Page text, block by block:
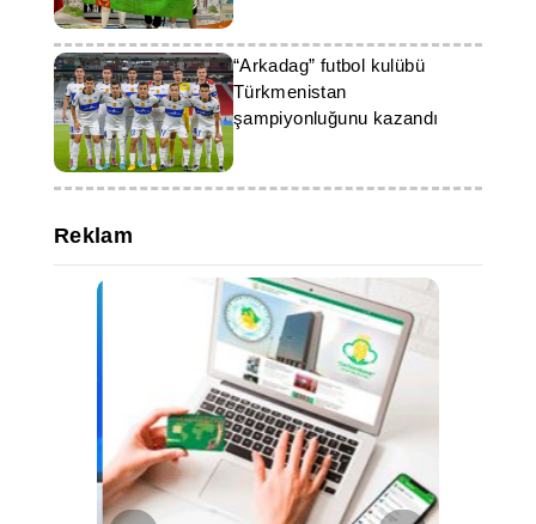
“Arkadag” futbol kulübü
Türkmenistan
şampiyonluğunu kazandı
Reklam